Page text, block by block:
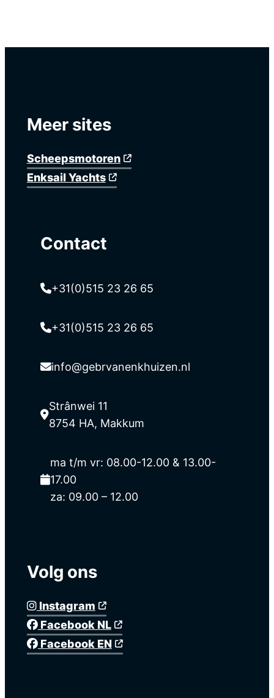
Meer sites
Scheepsmotoren
Enksail Yachts
Contact
+31(0)515 23 26 65
+31(0)515 23 26 65
info@gebrvanenkhuizen.nl
Strânwei 11
8754 HA, Makkum
ma t/m vr: 08.00-12.00 & 13.00-
17.00
za: 09.00 – 12.00
Volg ons
Instagram
Facebook NL
Facebook EN